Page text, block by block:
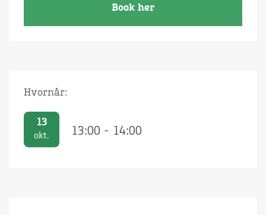
Book her
Hvornår:
13
okt. 13:00 - 14:00